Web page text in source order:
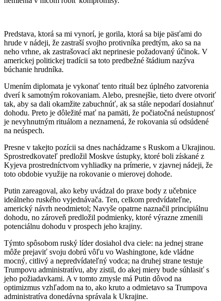
Predstava, ktorá sa mi vynorí, je gorila, ktorá sa bije päsťami do
hrude v nádeji, že zastraší svojho protivníka predtým, ako sa na
neho vrhne, ak zastrašovací akt neprinesie požadovaný účinok. V
americkej politickej tradícii sa toto predbežné štádium nazýva
búchanie hrudníka.
Umením diplomata je vykonať tento rituál bez úplného zatvorenia
dverí k samotným rokovaniam. Alebo, presnejšie, tieto dvere otvoriť
tak, aby sa dali okamžite zabuchnúť, ak sa stále nepodarí dosiahnuť
dohodu. Preto je dôležité mať na pamäti, že počiatočná neústupnosť
je nevyhnutným rituálom a neznamená, že rokovania sú odsúdené
na neúspech.
Presne v takejto pozícii sa dnes nachádzame s Ruskom a Ukrajinou.
Sprostredkovateľ predložil Moskve ústupky, ktoré boli získané z
Kyjeva prostredníctvom vyhliadky na prímerie, v zjavnej nádeji, že
toto obdobie využije na rokovanie o mierovej dohode.
Putin zareagoval, ako keby uvádzal do praxe body z učebnice
ideálneho ruského vyjednávača. Ten, celkom predvídateľne,
americký návrh neodmietol; Navyše opatrne naznačil principiálnu
dohodu, no zároveň predložil podmienky, ktoré výrazne zmenili
potenciálnu dohodu v prospech jeho krajiny.
Týmto spôsobom ruský líder dosiahol dva ciele: na jednej strane
môže prejaviť svoju dobrú vôľu vo Washingtone, kde vládne
mocný, citlivý a nepredvídateľný vodca; na druhej strane testuje
Trumpovu administratívu, aby zistil, do akej miery bude súhlasiť s
jeho požiadavkami. A v tomto zmysle má Putin dôvod na
optimizmus vzhľadom na to, ako kruto a odmietavo sa Trumpova
administratíva donedávna správala k Ukrajine.